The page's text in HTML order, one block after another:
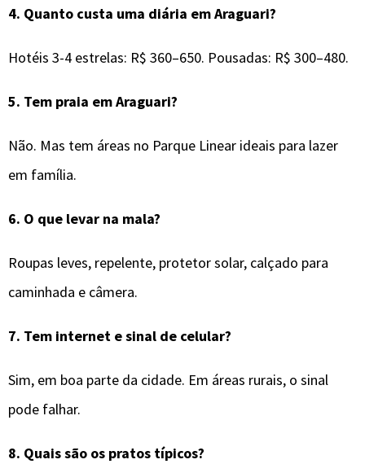
4. Quanto custa uma diária em Araguari?
Hotéis 3-4 estrelas: R$ 360–650. Pousadas: R$ 300–480.
5. Tem praia em Araguari?
Não. Mas tem áreas no Parque Linear ideais para lazer
em família.
6. O que levar na mala?
Roupas leves, repelente, protetor solar, calçado para
caminhada e câmera.
7. Tem internet e sinal de celular?
Sim, em boa parte da cidade. Em áreas rurais, o sinal
pode falhar.
8. Quais são os pratos típicos?